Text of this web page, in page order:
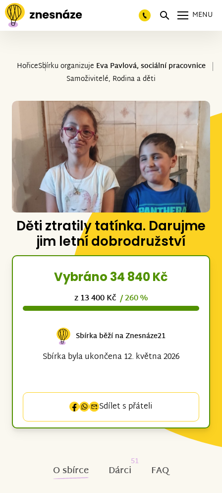
MENU
HořiceSbírku organizuje Eva Pavlová, sociální pracovnice
Samoživitelé, Rodina a děti
Děti ztratily tatínka. Darujme
jim letní dobrodružství
Vybráno 34 840 Kč
z 13 400 Kč / 260 %
Sbírka běží na Znesnáze21
Sbírka byla ukončena 12. května 2026
Sdílet s přáteli
O sbírce Dárci
51
FAQ